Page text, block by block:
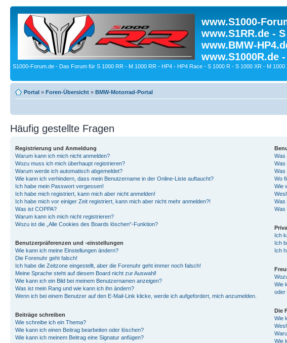
www.S1000-
www.S1RR.de -
www.BMW-
www.S1000R.de
S1000-Forum.de - Das Forum für S 1000 RR - M 1000 RR - HP4 - HP4 Race - S 1000 R - S 1000 XR - M 1000
Portal » Foren-Übersicht » BMW-Motorrad-Portal
Häufig gestellte Fragen
Registrierung und Anmeldung
Warum kann ich mich nicht anmelden?
Wozu muss ich mich überhaupt registrieren?
Warum werde ich automatisch abgemeldet?
Wie kann ich verhindern, dass mein Benutzername in der Online-Liste auftaucht?
Ich habe mein Passwort vergessen!
Ich habe mich registriert, kann mich aber nicht anmelden!
Ich habe mich vor einiger Zeit registriert, kann mich aber nicht mehr anmelden?!
Was ist COPPA?
Warum kann ich mich nicht registrieren?
Wozu ist die „Alle Cookies des Boards löschen“-Funktion?
Benutzerpräferenzen und -einstellungen
Wie kann ich meine Einstellungen ändern?
Die Forenuhr geht falsch!
Ich habe die Zeitzone eingestellt, aber die Forenuhr geht immer noch falsch!
Meine Sprache steht auf diesem Board nicht zur Auswahl!
Wie kann ich ein Bild bei meinem Benutzernamen anzeigen?
Was ist mein Rang und wie kann ich ihn ändern?
Wenn ich bei einem Benutzer auf den E-Mail-Link klicke, werde ich aufgefordert, mich anzumelden.
Beiträge schreiben
Wie schreibe ich ein Thema?
Wie kann ich einen Beitrag bearbeiten oder löschen?
Wie kann ich meinem Beitrag eine Signatur anfügen?
Was
Was
Was
Wo
Wie
Was
Was
Ich
Ich
Ich
Wie
oder
Die
Wie
Wie